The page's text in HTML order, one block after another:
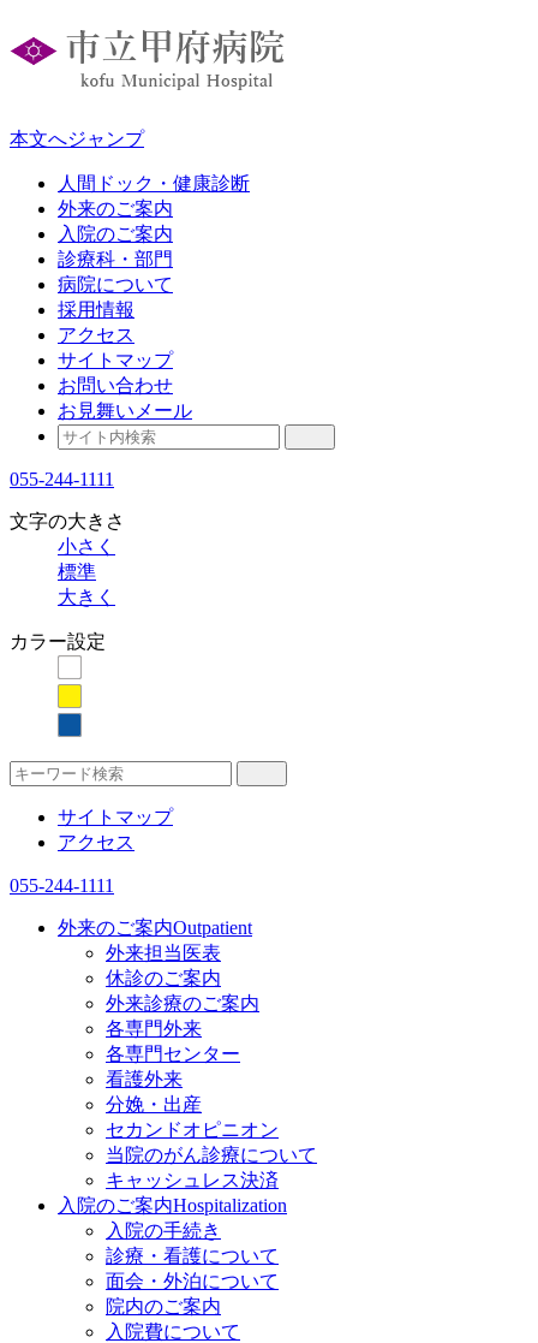
本文へジャンプ
人間ドック・健康診断
外来のご案内
入院のご案内
診療科・部門
病院について
採用情報
アクセス
サイトマップ
お問い合わせ
お見舞いメール
055-244-1111
文字の大きさ
小さく
標準
大きく
カラー設定
サイトマップ
アクセス
055-244-1111
外来のご案内Outpatient
外来担当医表
休診のご案内
外来診療のご案内
各専門外来
各専門センター
看護外来
分娩・出産
セカンドオピニオン
当院のがん診療について
キャッシュレス決済
入院のご案内Hospitalization
入院の手続き
診療・看護について
面会・外泊について
院内のご案内
入院費について